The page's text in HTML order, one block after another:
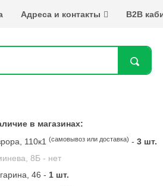
Адреса и контакты B2B
в магазинах:
110к1(самовывоз или доставка) -3 шт.
8Б - нет
46 - 1 шт.